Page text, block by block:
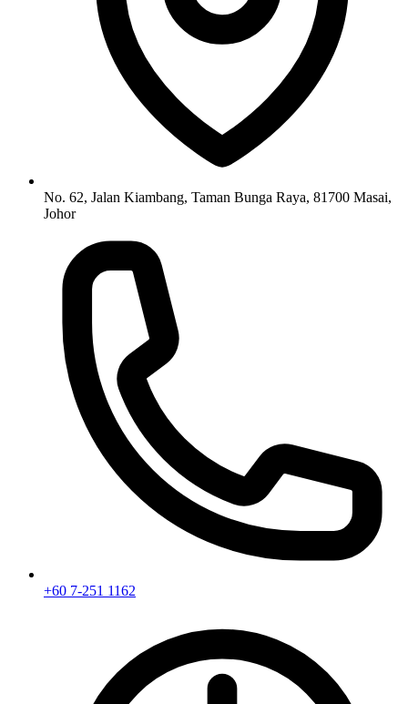
No. 62, Jalan Kiambang, Taman Bunga Raya, 81700 Masai,
Johor
+60 7-251 1162